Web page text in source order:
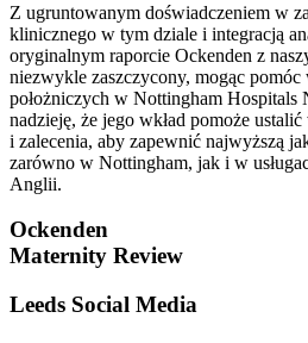
Z ugruntowanym doświadczeniem w
klinicznego w tym dziale i integracją
oryginalnym raporcie Ockenden z
niezwykle zaszczycony, mogąc pomóc
położniczych w Nottingham Hospitals
nadzieję, że jego wkład pomoże
i zalecenia, aby zapewnić najwyższą
zarówno w Nottingham, jak i w
Anglii.
Ockenden
Maternity Review
Leeds Social Media